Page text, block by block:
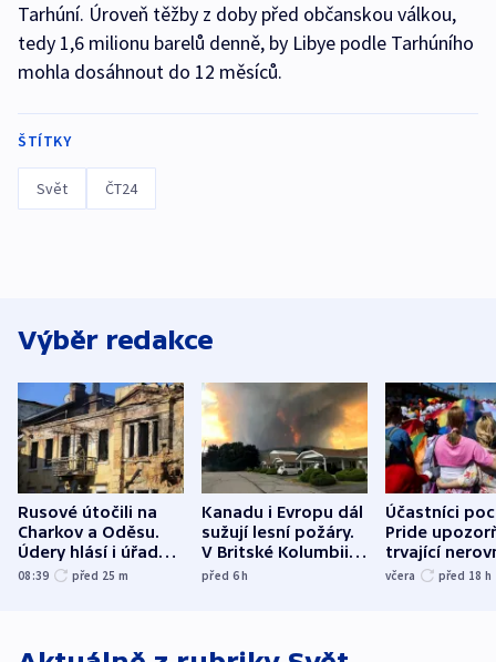
Tarhúní. Úroveň těžby z doby před občanskou válkou,
tedy 1,6 milionu barelů denně, by Libye podle Tarhúního
mohla dosáhnout do 12 měsíců.
ŠTÍTKY
Svět ČT24
Výběr redakce
Rusové útočili na
Charkov a Oděsu.
Údery hlásí i úřady v
Bělgorodu
08:39 před 25 m
Kanadu i Evropu dál
sužují lesní požáry.
V Britské Kolumbii
evakuovali tisíce lidí
před 6h
Účastníci
Pride
trvající
včera před 18 h